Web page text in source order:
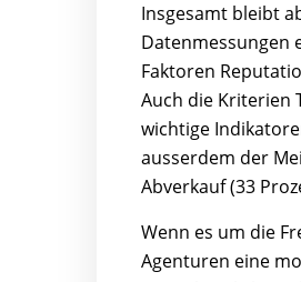
Insgesamt bleibt
Datenmessungen
Faktoren
Auch die Kriterien
wichtige
ausserdem der
Abverkauf (33
Wenn es um die
Agenturen eine